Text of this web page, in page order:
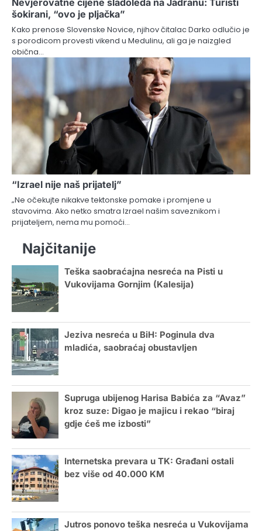
Nevjerovatne cijene sladoleda na Jadranu: Turisti
šokirani, “ovo je pljačka”
Kako prenose Slovenske Novice, njihov čitalac Darko odlučio je
s porodicom provesti vikend u Medulinu, ali ga je naizgled
obična…
“Izrael nije naš prijatelj”
„Ne očekujte nikakve tektonske pomake i promjene u
stavovima. Ako netko smatra Izrael našim saveznikom i
prijateljem, nema mu pomoći…
Najčitanije
Teška saobraćajna nesreća na Pisti u
Vukovijama Gornjim (Kalesija)
Jeziva nesreća u BiH: Poginula dva
mladića, saobraćaj obustavljen
Supruga ubijenog Harisa Babića za “Avaz”
kroz suze: Digao je majicu i rekao “biraj
gdje ćeš me izbosti”
Internetska prevara u TK: Građani ostali
bez više od 40.000 KM
Jutros ponovo teška nesreća u Vukovijama